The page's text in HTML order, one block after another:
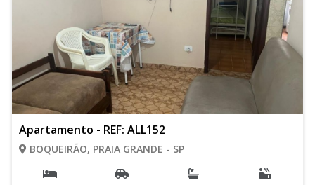
Apartamento - REF: ALL152
BOQUEIRÃO, PRAIA GRANDE - SP